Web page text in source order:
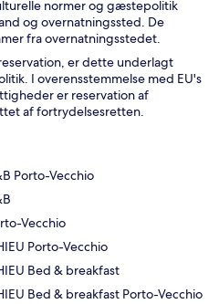
normer og gæstepolitik
og overnatningssted. De
fra overnatningsstedet.
er dette underlagt
I overensstemmelse med EU's
er reservation af
af fortrydelsesretten.
Porto-Vecchio
Vecchio
Porto-Vecchio
Bed & breakfast
Bed & breakfast Porto-Vecchio